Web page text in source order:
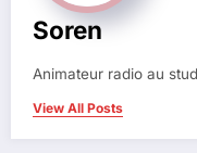
Soren
Animateur radio au
View All Posts